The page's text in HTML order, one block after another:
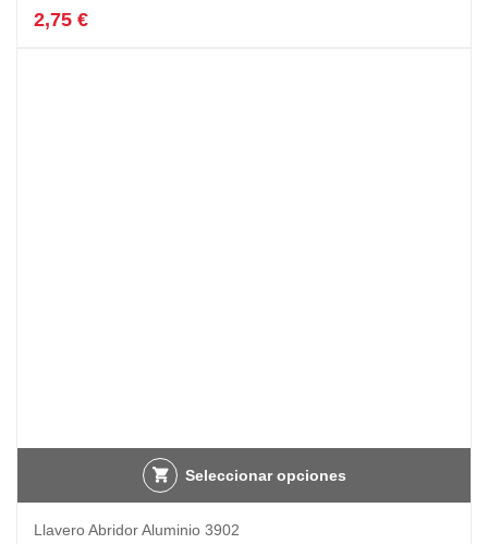
2,75 €
Seleccionar opciones
Llavero Abridor Aluminio 3902